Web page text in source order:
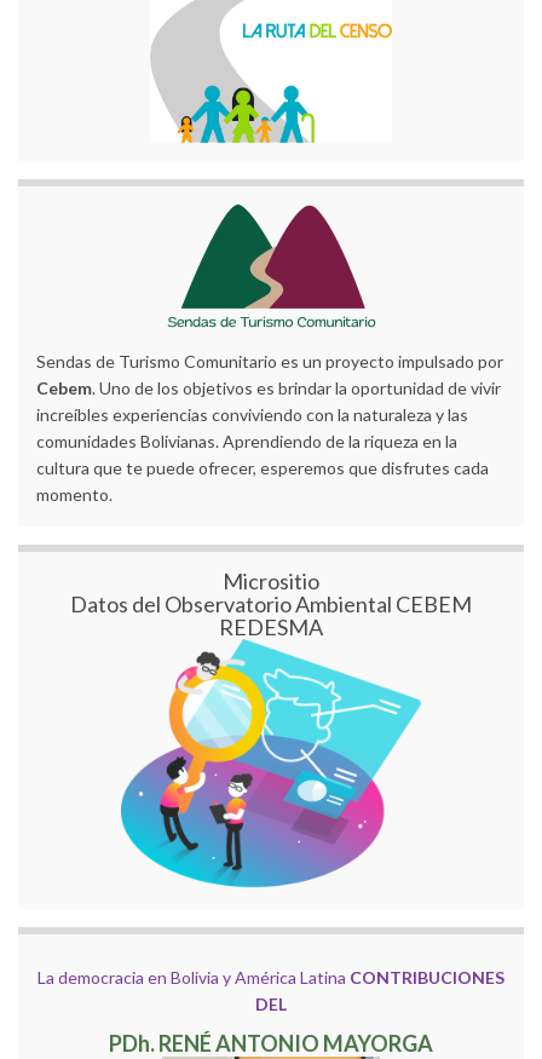
Sendas de Turismo Comunitario es un proyecto impulsado por
Cebem. Uno de los objetivos es brindar la oportunidad de vivir
increíbles experiencias conviviendo con la naturaleza y las
comunidades Bolivianas. Aprendiendo de la riqueza en la
cultura que te puede ofrecer, esperemos que disfrutes cada
momento.
Micrositio
Datos del Observatorio Ambiental CEBEM
REDESMA
La democracia en Bolivia y América Latina CONTRIBUCIONES
DEL
PDh. RENÉ ANTONIO MAYORGA